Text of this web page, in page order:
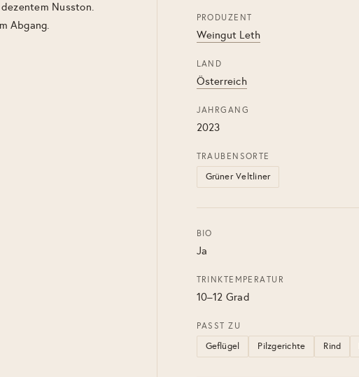
Nusston.
Abgang.
PRODUZENT
Weingut Leth
LAND
Österreich
JAHRGANG
2023
TRAUBENSORTE
Grüner Veltliner
BIO
Ja
TRINKTEMPERATUR
10–12 Grad
PASST ZU
Geflügel Pilzgerichte Rind